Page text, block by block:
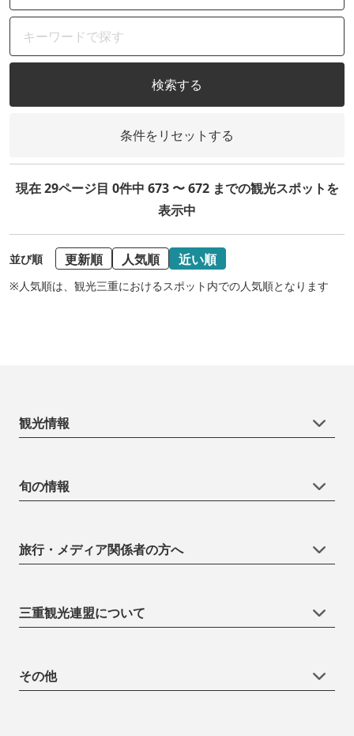
検索する
条件をリセットする
現在 29ページ目 0件中 673 〜 672 までの観光スポットを
表示中
並び順 更新順 人気順 近い順
※人気順は、観光三重におけるスポット内での人気順となります
観光情報
旬の情報
旅行・メディア関係者の方へ
三重観光連盟について
その他